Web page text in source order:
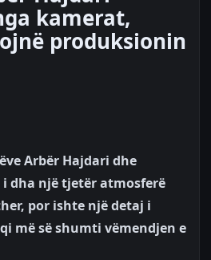
kamerat,
produksionin
Arbër Hajdari dhe
dha një tjetër atmosferë
por ishte një detaj i
më së shumti vëmendjen e